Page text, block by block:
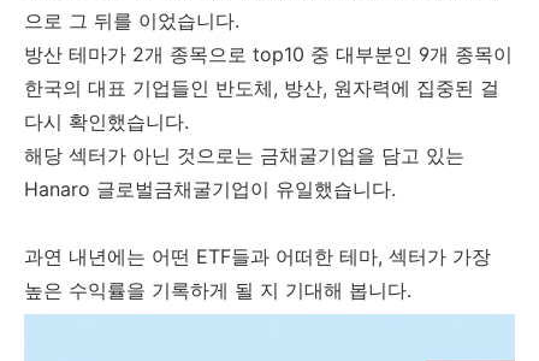
으로 그 뒤를 이었습니다.
방산 테마가 2개 종목으로 top10 중 대부분인 9개 종목이
한국의 대표 기업들인 반도체, 방산, 원자력에 집중된 걸
다시 확인했습니다.
해당 섹터가 아닌 것으로는 금채굴기업을 담고 있는
Hanaro 글로벌금채굴기업이 유일했습니다.
과연 내년에는 어떤 ETF들과 어떠한 테마, 섹터가 가장
높은 수익률을 기록하게 될 지 기대해 봅니다.